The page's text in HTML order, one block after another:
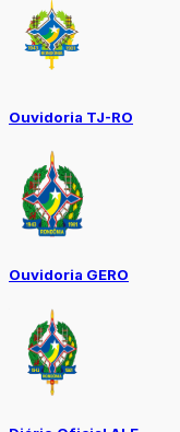
Ouvidoria TJ-RO
Ouvidoria GERO